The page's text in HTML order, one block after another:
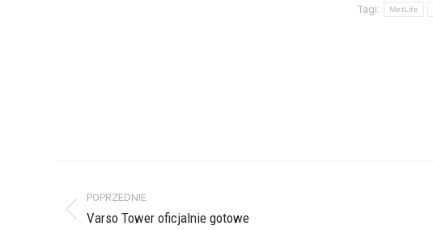
Tagi: MetLife
wpisów
POPRZEDNIE
Poprzedni
Varso Tower oficjalnie gotowe